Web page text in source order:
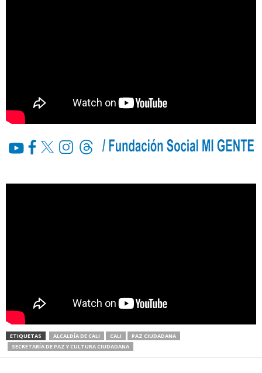
ETIQUETAS ALCALDÍA DE CALI CALI
PAZ CIUDADANA
SECRETARÍA DE PAZ Y CULTURA CIUDADANA